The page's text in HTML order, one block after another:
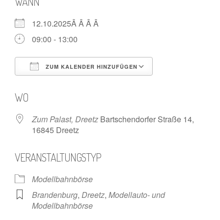
12.10.2025Â Â Â Â
09:00 - 13:00
ZUM KALENDER HINZUFÜGEN
WO
Zum Palast, Dreetz Bartschendorfer Straße 14,
16845 Dreetz
VERANSTALTUNGSTYP
Modellbahnbörse
Brandenburg, Dreetz, Modellauto- und
Modellbahnbörse